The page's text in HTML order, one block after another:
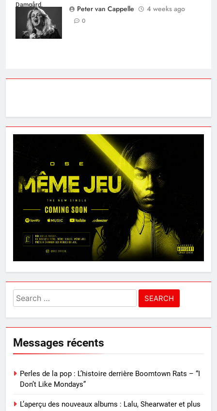
Damgård,
Hverdagsvinkler.dk
Peter van Cappelle
4 weeks ago
0
Search
for:
Messages récents
Perles de la pop : L’histoire derrière Boomtown Rats – “I
Don’t Like Mondays”
L’aperçu des nouveaux albums : Lalu, Shearwater et plus